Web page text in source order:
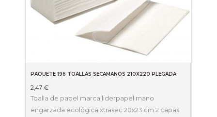
PAQUETE 196 TOALLAS SECAMANOS 210X220 PLEGADA
2,47€
Toalla de papel marca liderpapel mano
engarzada ecológica xtrasec 20x23 cm 2 capas